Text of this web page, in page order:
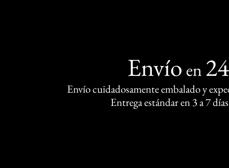
Envío en
Envío cuidadosamente embalado y
Entrega estándar en 3 a 7